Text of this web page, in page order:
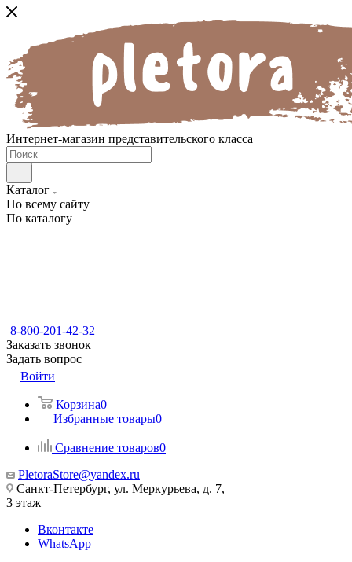
Интернет-магазин представительского класса
Каталог
По всему сайту
По каталогу
8-800-201-42-32
Заказать звонок
Задать вопрос
Войти
Корзина0
Избранные товары0
Сравнение товаров0
PletoraStore@yandex.ru
Санкт-Петербург, ул. Меркурьева, д. 7,
3 этаж
Вконтакте
WhatsApp